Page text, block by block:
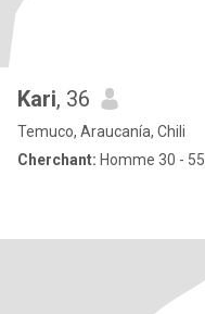
Kari, 36
Temuco, Araucanía, Chili
Cherchant: Homme 30 - 55